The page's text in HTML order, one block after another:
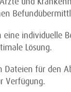
eine individuelle
Lösung.
Dateien für den
Verfügung.